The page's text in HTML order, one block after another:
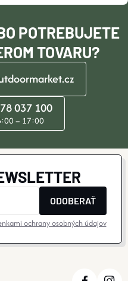
POTREBUJETE
TOVARU?
037 100
– 17:00
ODOBERAŤ
ochrany osobných údajov